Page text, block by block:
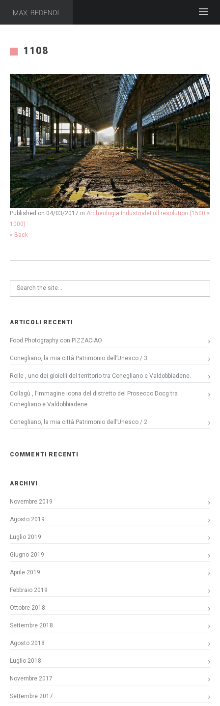
1108
Published on 04/03/2017 in Archeologia IndustrialeFull resolution (1500 ×
1000)
« Back
ARTICOLI RECENTI
Food Photography con PIZZACIAO
Conegliano, la mia città Patrimonio dell’Unesco / 3
Rolle , uno dei gioielli del territorio tra Conegliano e Valdobbiadene.
Collagù , l’immagine icona del distretto del Prosecco Docg tra
Conegliano e Valdobbiadene.
Conegliano, la mia città Patrimonio dell’Unesco / 2
COMMENTI RECENTI
ARCHIVI
Novembre 2019
Agosto 2019
Luglio 2019
Giugno 2019
Aprile 2019
Febbraio 2019
Ottobre 2018
Settembre 2018
Agosto 2018
Luglio 2018
Novembre 2017
Settembre 2017